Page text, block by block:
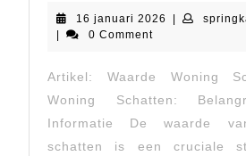
16 januari 2026 16
0 Comment
Artikel: Waarde Woning
Woning Schatten:
Informatie De waarde
schatten is een cruciale